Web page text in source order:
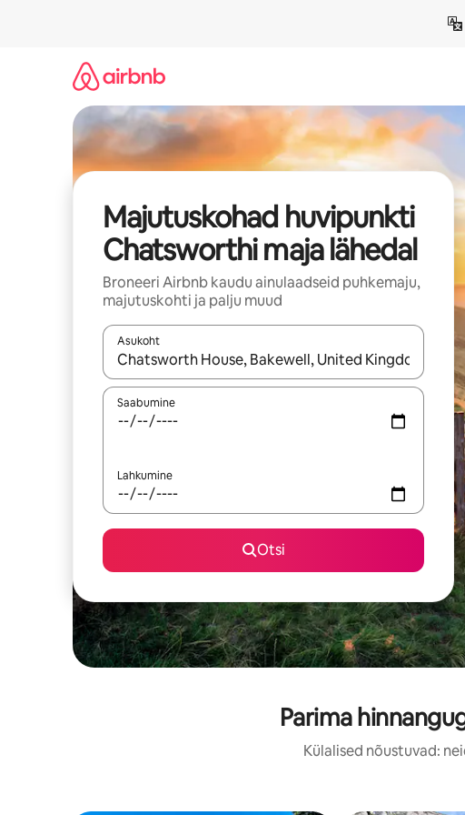
Majutuskohad huvipunkti
Chatsworthi maja lähedal
Broneeri Airbnb kaudu ainulaadseid puhkemaju,
majutuskohti ja palju muud
Asukoht
Kui tulemused on kuvatud, liigu ekraanil nooleklahvidega
Saabumine
Lahkumine
Otsi
Parima
Külalised nõustuvad: